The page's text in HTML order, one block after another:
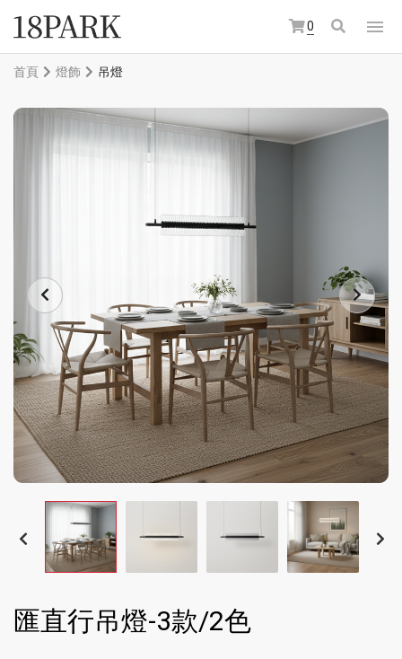
0
首頁 燈飾 吊燈
匯直行吊燈-3款/2色